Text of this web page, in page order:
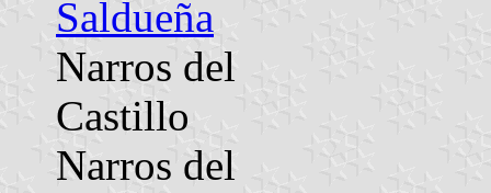
Saldueña
Narros del
Castillo
Narros del